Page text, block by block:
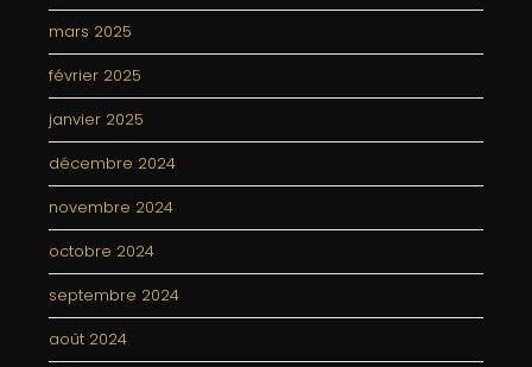
mars 2025
février 2025
janvier 2025
décembre 2024
novembre 2024
octobre 2024
septembre 2024
août 2024